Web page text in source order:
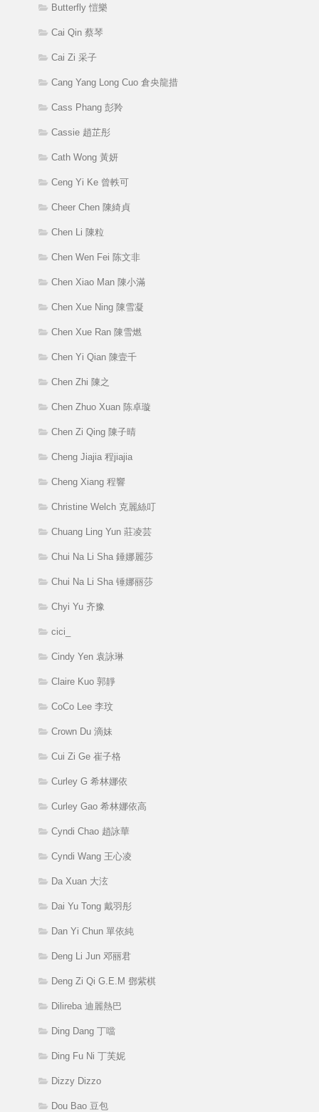
Butterfly 愷樂
Cai Qin 蔡琴
Cai Zi 采子
Cang Yang Long Cuo 倉央龍措
Cass Phang 彭羚
Cassie 趙芷彤
Cath Wong 黃妍
Ceng Yi Ke 曾軼可
Cheer Chen 陳綺貞
Chen Li 陳粒
Chen Wen Fei 陈文非
Chen Xiao Man 陳小滿
Chen Xue Ning 陳雪凝
Chen Xue Ran 陳雪燃
Chen Yi Qian 陳壹千
Chen Zhi 陳之
Chen Zhuo Xuan 陈卓璇
Chen Zi Qing 陳子晴
Cheng Jiajia 程jiajia
Cheng Xiang 程響
Christine Welch 克麗絲叮
Chuang Ling Yun 莊凌芸
Chui Na Li Sha 錘娜麗莎
Chui Na Li Sha 锤娜丽莎
Chyi Yu 齐豫
cici_
Cindy Yen 袁詠琳
Claire Kuo 郭靜
CoCo Lee 李玟
Crown Du 滴妹
Cui Zi Ge 崔子格
Curley G 希林娜依
Curley Gao 希林娜依高
Cyndi Chao 趙詠華
Cyndi Wang 王心凌
Da Xuan 大泫
Dai Yu Tong 戴羽彤
Dan Yi Chun 單依純
Deng Li Jun 邓丽君
Deng Zi Qi G.E.M 鄧紫棋
Dilireba 迪麗熱巴
Ding Dang 丁噹
Ding Fu Ni 丁芙妮
Dizzy Dizzo
Dou Bao 豆包